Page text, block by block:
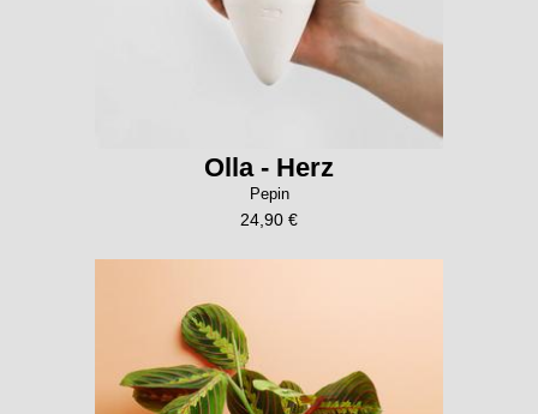
Olla - Herz
Pepin
24,90 €